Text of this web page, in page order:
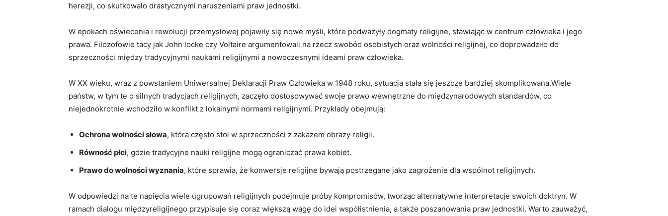
herezji, co skutkowało ⁣drastycznymi naruszeniami praw jednostki.
W epokach ⁣oświecenia i⁢ rewolucji‌ przemysłowej pojawiły się nowe myśli, które podważyły ‍dogmaty ⁤religijne, stawiając w ‍centrum⁣ człowieka i jego
prawa. Filozofowie tacy ​jak John locke czy Voltaire argumentowali na rzecz‍ swobód osobistych oraz wolności religijnej, co doprowadziło do
sprzeczności⁢ między tradycyjnymi naukami religijnymi a nowoczesnymi ideami praw człowieka.
W​ XX wieku, wraz z powstaniem‌ Uniwersalnej Deklaracji Praw⁣ Człowieka ​w 1948⁤ roku, sytuacja​ stała się ​jeszcze‌ bardziej skomplikowana.Wiele
państw,‌ w ⁢tym te⁣ o silnych‌ tradycjach religijnych, zaczęło dostosowywać ⁢swoje prawo⁢ wewnętrzne do międzynarodowych standardów, ⁤co
niejednokrotnie ⁢wchodziło‌ w konflikt z lokalnymi normami religijnymi. ‍Przykłady obejmują:
Ochrona wolności słowa, ⁣która często stoi w sprzeczności z zakazem obrazy ⁤religii.
Równość​ płci, ⁢gdzie tradycyjne nauki religijne⁣ mogą ograniczać prawa kobiet.
Prawo⁢ do wolności‍ wyznania, które sprawia, że konwersje religijne bywają postrzegane ⁢jako zagrożenie dla wspólnot religijnych.
W odpowiedzi na te ​napięcia wiele ugrupowań religijnych podejmuje próby kompromisów, tworząc alternatywne ​interpretacje⁤ swoich doktryn. ‌W
ramach dialogu międzyreligijnego​ przypisuje się coraz większą ​wagę do idei współistnienia, a także‌ poszanowania praw jednostki.⁤ Warto zauważyć,⁤